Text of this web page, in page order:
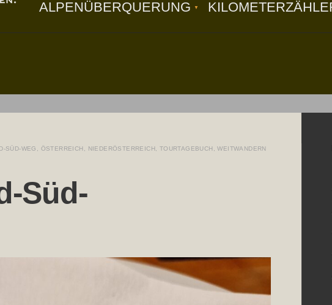
ALPENÜBERQUERUNG
SÜD-WEG ÖSTERREICH NIEDERÖSTERREICH, TOURTAGEBUCH ,WEITWANDERN
Süd-